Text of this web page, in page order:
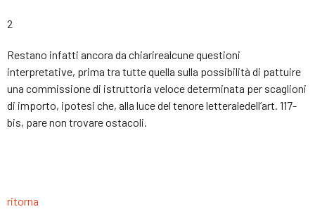
2
Restano infatti ancora da chiarirealcune questioni
interpretative, prima tra tutte quella sulla possibilità di pattuire
una commissione di istruttoria veloce determinata per scaglioni
di importo, ipotesi che, alla luce del tenore letteraledell’art. 117-
bis, pare non trovare ostacoli.
ritorna